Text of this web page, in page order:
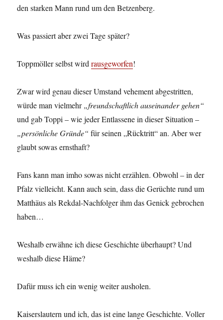
den starken Mann rund um den Betzenberg.
Was passiert aber zwei Tage später?
Toppmöller selbst wirdrausgeworfen!
Zwar wird genau dieser Umstand vehement abgestritten,
würde man vielmehr„freundschaftlich auseinander gehen“
und gab Toppi – wie jeder Entlassene in dieser Situation –
„persönliche Gründe“ für seinen „Rücktritt“ an. Aber wer
glaubt sowas ernsthaft?
Fans kann man imho sowas nicht erzählen. Obwohl – in der
Pfalz vielleicht. Kann auch sein, dass die Gerüchte rund um
Matthäus als Rekdal-Nachfolger ihm das Genick gebrochen
haben…
Weshalb erwähne ich diese Geschichte überhaupt? Und
weshalb diese Häme?
Dafür muss ich ein wenig weiter ausholen.
Kaiserslautern und ich, das ist eine lange Geschichte. Voller